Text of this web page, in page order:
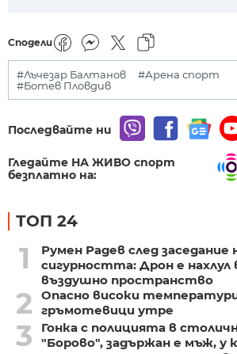
Сподели
#Лъчезар Балтанов
#Арена спорт
#Ботев Пловдив
Последвайте ни
Гледайте НА ЖИВО спорт
безплатно на:
ТОП 24
1
Румен Радев след
сигурността: Дрон е нахлул
въздушно пространство
2
Опасно високи
гръмотевици утре
3
Гонка с полицията в
"Борово", задържан е мъж, у